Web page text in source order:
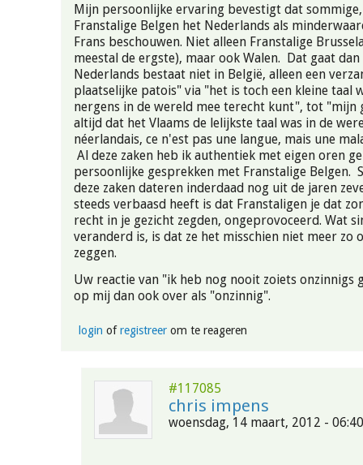
Mijn persoonlijke ervaring bevestigt dat
Franstalige Belgen het Nederlands als
Frans beschouwen. Niet alleen Franstalige
meestal de ergste), maar ook Walen. Dat gaat
Nederlands bestaat niet in België, alleen een
plaatselijke patois" via "het is toch een kleine taal
nergens in de wereld mee terecht kunt", tot "mijn
altijd dat het Vlaams de lelijkste taal was in de
néerlandais, ce n'est pas une langue, mais une
Al deze zaken heb ik authentiek met eigen oren
persoonlijke gesprekken met Franstalige Belgen.
deze zaken dateren inderdaad nog uit de jaren
steeds verbaasd heeft is dat Franstaligen je dat
recht in je gezicht zegden, ongeprovoceerd. Wat
veranderd is, is dat ze het misschien niet meer zo
zeggen.
Uw reactie van "ik heb nog nooit zoiets onzinnigs
op mij dan ook over als "onzinnig".
login ofregistreerom te reageren
#117085
chris impens
woensdag, 14 maart, 2012 - 06:40